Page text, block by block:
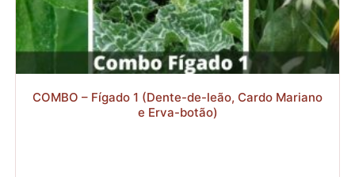
COMBO – Fígado 1 (Dente-de-leão, Cardo Mariano
e Erva-botão)
R$